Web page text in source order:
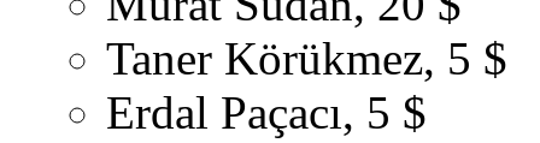
Taner Körükmez, 5 $
Erdal Paçacı, 5 $